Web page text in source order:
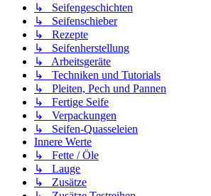
↳ Seifengeschichten
↳ Seifenschieber
↳ Rezepte
↳ Seifenherstellung
↳ Arbeitsgeräte
↳ Techniken und Tutorials
↳ Pleiten, Pech und Pannen
↳ Fertige Seife
↳ Verpackungen
↳ Seifen-Quasseleien
Innere Werte
↳ Fette / Öle
↳ Lauge
↳ Zusätze